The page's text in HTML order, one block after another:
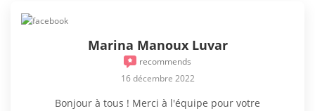
Marina Manoux Luvar
recommends
16 décembre 2022
Bonjour à tous ! Merci à l'équipe pour votre